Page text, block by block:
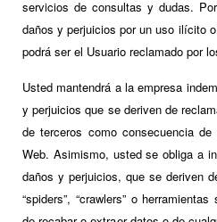
servicios de consultas y dudas.
daños y perjuicios por un uso ilícito
podrá ser el Usuario reclamado por
Usted mantendrá a la empresa
y perjuicios que se deriven de
de terceros como consecuencia
Web. Asimismo, usted se obliga a
daños y perjuicios, que se deriven
“spiders”, “crawlers” o